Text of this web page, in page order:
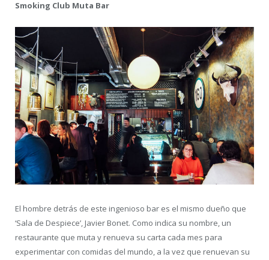
Smoking Club Muta Bar
El hombre detrás de este ingenioso bar es el mismo dueño que
‘Sala de Despiece’, Javier Bonet. Como indica su nombre, un
restaurante que muta y renueva su carta cada mes para
experimentar con comidas del mundo, a la vez que renuevan su